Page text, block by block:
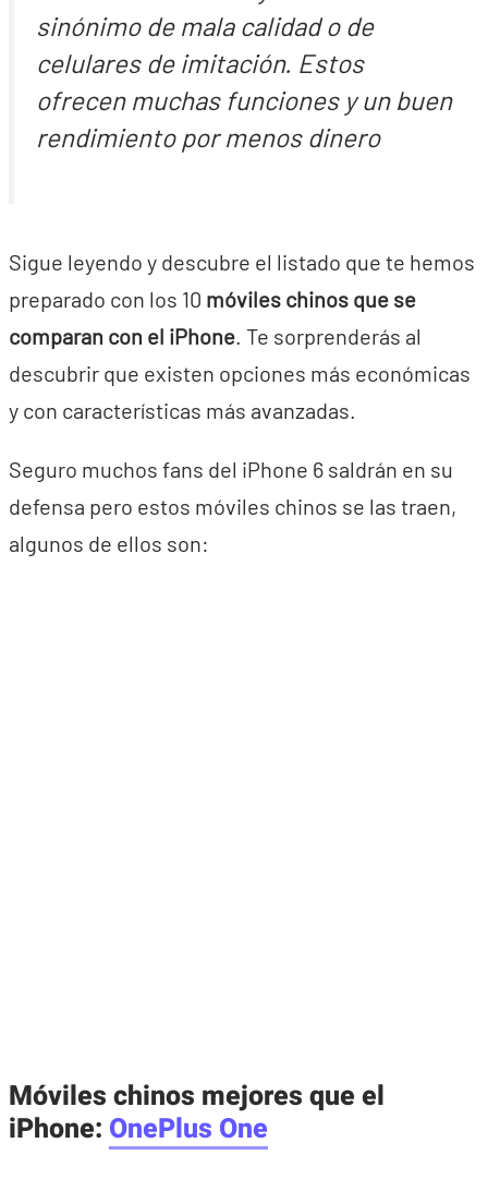
sinónimo de mala calidad o de
celulares de imitación. Estos
ofrecen muchas funciones y un buen
rendimiento por menos dinero
Sigue leyendo y descubre el listado que te hemos
preparado con los 10 móviles chinos que se
comparan con el iPhone. Te sorprenderás al
descubrir que existen opciones más económicas
y con características más avanzadas.
Seguro muchos fans del iPhone 6 saldrán en su
defensa pero estos móviles chinos se las traen,
algunos de ellos son:
Móviles chinos mejores que el
iPhone: OnePlus One